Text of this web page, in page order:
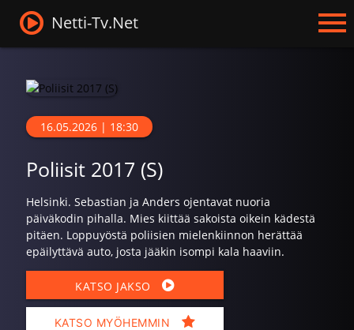
Netti-Tv.Net
16.05.2026 | 18:30
Poliisit 2017 (S)
Helsinki. Sebastian ja Anders ojentavat nuoria
päiväkodin pihalla. Mies kiittää sakoista oikein kädestä
pitäen. Loppuyöstä poliisien mielenkiinnon herättää
epäilyttävä auto, josta jääkin isompi kala haaviin.
KATSO JAKSO
KATSO MYÖHEMMIN